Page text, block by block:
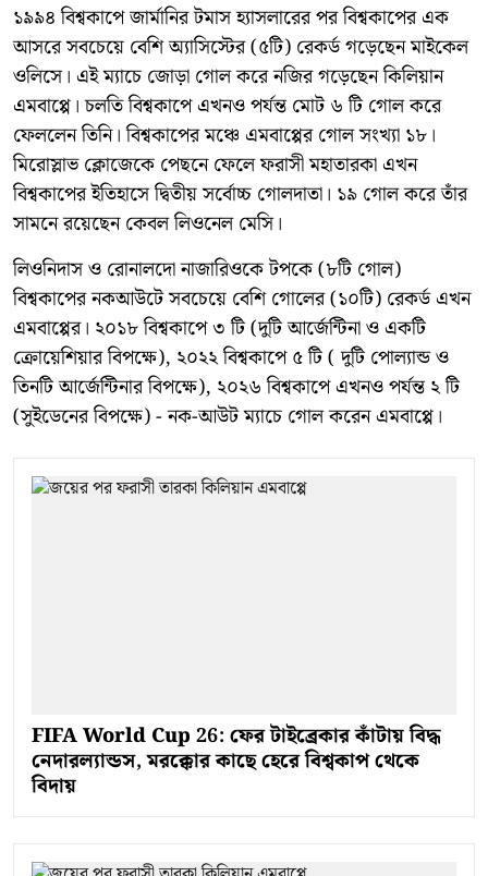
১৯৯৪ বিশ্বকাপে জার্মানির টমাস হ্যাসলারের পর বিশ্বকাপের এক
আসরে সবচেয়ে বেশি অ্যাসিস্টের (৫টি) রেকর্ড গড়েছেন মাইকেল
ওলিসে। এই ম্যাচে জোড়া গোল করে নজির গড়েছেন কিলিয়ান
এমবাপ্পে। চলতি বিশ্বকাপে এখনও পর্যন্ত মোট ৬ টি গোল করে
ফেললেন তিনি। বিশ্বকাপের মঞ্চে এমবাপ্পের গোল সংখ্যা ১৮।
মিরোস্লাভ ক্লোজেকে পেছনে ফেলে ফরাসী মহাতারকা এখন
বিশ্বকাপের ইতিহাসে দ্বিতীয় সর্বোচ্চ গোলদাতা। ১৯ গোল করে তাঁর
সামনে রয়েছেন কেবল লিওনেল মেসি।
লিওনিদাস ও রোনালদো নাজারিওকে টপকে (৮টি গোল)
বিশ্বকাপের নকআউটে সবচেয়ে বেশি গোলের (১০টি) রেকর্ড এখন
এমবাপ্পের। ২০১৮ বিশ্বকাপে ৩ টি (দুটি আর্জেন্টিনা ও একটি
ক্রোয়েশিয়ার বিপক্ষে), ২০২২ বিশ্বকাপে ৫ টি ( দুটি পোল্যান্ড ও
তিনটি আর্জেন্টিনার বিপক্ষে), ২০২৬ বিশ্বকাপে এখনও পর্যন্ত ২ টি
(সুইডেনের বিপক্ষে) - নক-আউট ম্যাচে গোল করেন এমবাপ্পে।
FIFA World Cup 26: ফের টাইব্রেকার কাঁটায় বিদ্ধ
নেদারল্যান্ডস, মরক্কোর কাছে হেরে বিশ্বকাপ থেকে
বিদায়